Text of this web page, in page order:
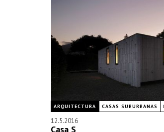
ARQUITECTURA CASAS SUBURBANAS
12.5.2016
Casa S